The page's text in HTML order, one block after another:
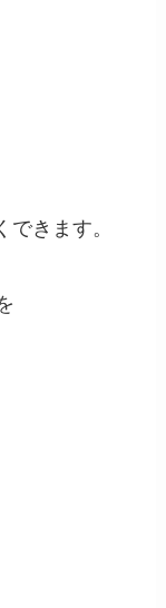
きます。